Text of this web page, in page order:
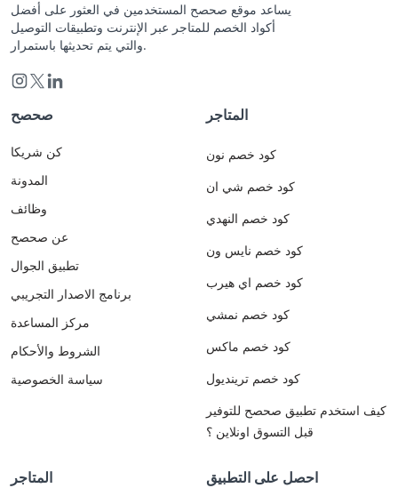
يساعد موقع صحصح المستخدمين في العثور على أفضل
أكواد الخصم للمتاجر عبر الإنترنت وتطبيقات التوصيل
والتي يتم تحديثها باستمرار.
صحصح
كن شريكا
المدونة
وظائف
عن صحصح
تطبيق الجوال
برنامج الاصدار التجريبي
مركز المساعدة
الشروط والأحكام
سياسة الخصوصية
المتاجر
كود خصم نون
كود خصم شي ان
كود خصم النهدي
كود خصم نايس ون
كود خصم اي هيرب
كود خصم نمشي
كود خصم ماكس
كود خصم ترينديول
كيف استخدم تطبيق صحصح للتوفير
قبل التسوق اونلاين ؟
المتاجر احصل على التطبيق